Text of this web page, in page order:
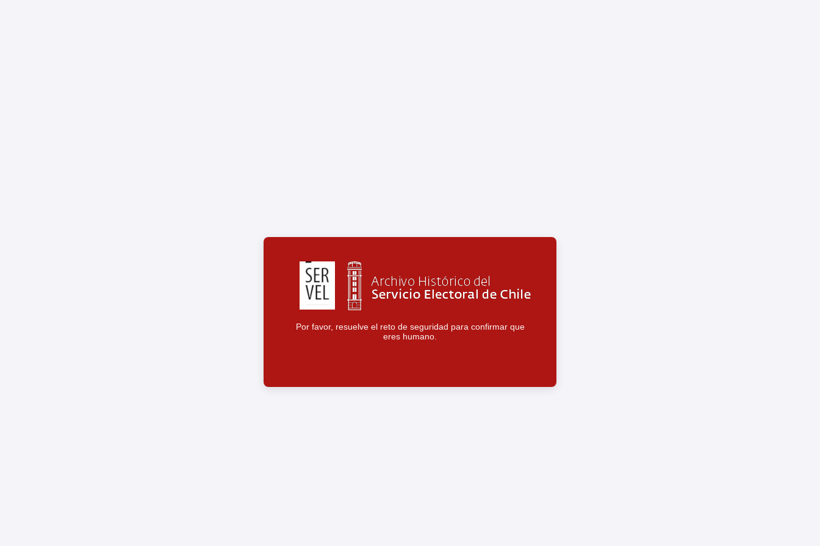
Por favor, resuelve el reto de seguridad para confirmar que
eres humano.